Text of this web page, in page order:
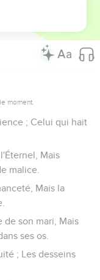
moment.
; Celui qui hait
Mais
malice.
Mais la
de son mari, Mais
ses os.
; Les desseins